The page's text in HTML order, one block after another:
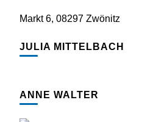
Markt 6, 08297 Zwönitz
JULIA MITTELBACH
ANNE WALTER